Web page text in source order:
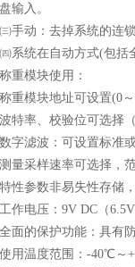
盘输入。
㈢手动：去掉系统的连
㈣系统在自动方式(包括
称重模块使用：
称重模块地址可设置(0
波特率、校验位可选择
数字滤波：可设置标准
测量采样速率可选择，
特性参数非易失性存储
工作电压：9V DC（
全面的保护功能：具有
使用温度范围：-40℃～